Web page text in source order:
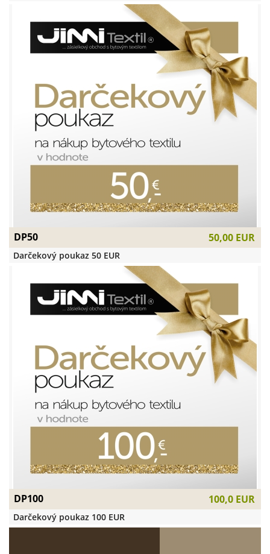
DP50 50,00 EUR
Darčekový poukaz 50 EUR
DP100 100,0 EUR
Darčekový poukaz 100 EUR